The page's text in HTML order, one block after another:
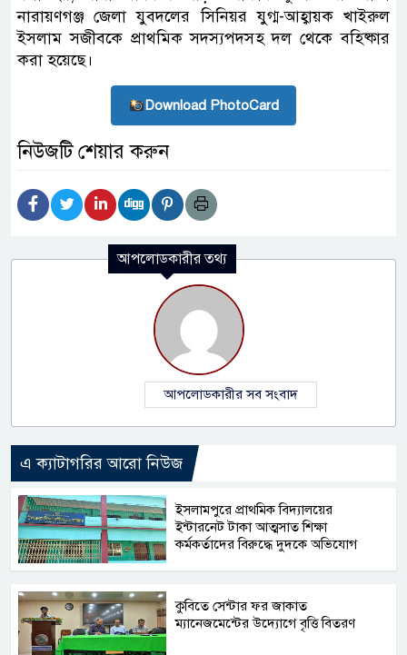
নারায়ণগঞ্জ জেলা যুবদলের সিনিয়র যুগ্ম-আহ্বায়ক খাইরুল
ইসলাম সজীবকে প্রাথমিক সদস্যপদসহ দল থেকে বহিষ্কার
করা হয়েছে।
Download PhotoCard
নিউজটি শেয়ার করুন
আপলোডকারীর তথ্য
আপলোডকারীর সব সংবাদ
এ ক্যাটাগরির আরো নিউজ
​ইসলামপুরে প্রাথমিক বিদ্যালয়ের
ইন্টারনেট টাকা আত্মসাত শিক্ষা
কর্মকর্তাদের বিরুদ্ধে দুদকে অভিযোগ
কুবিতে সেন্টার ফর জাকাত
ম্যানেজমেন্টের উদ্যোগে বৃত্তি বিতরণ